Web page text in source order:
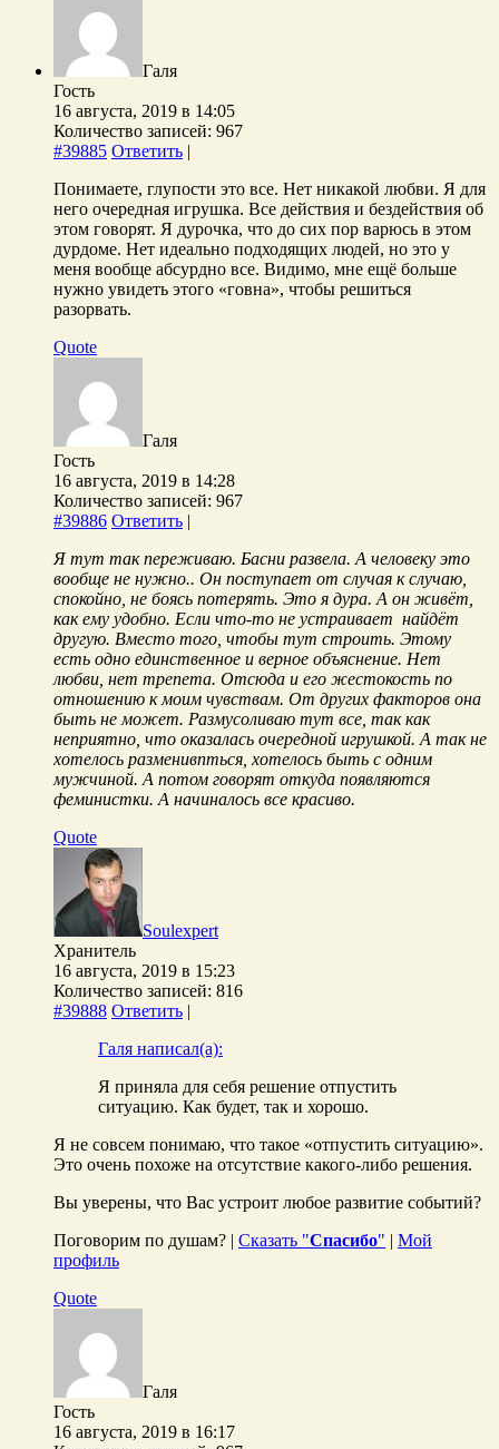
Галя
Гость
16 августа, 2019 в 14:05
Количество записей: 967
#39885 Ответить |
Понимаете, глупости это все. Нет никакой любви. Я для
него очередная игрушка. Все действия и бездействия об
этом говорят. Я дурочка, что до сих пор варюсь в этом
дурдоме. Нет идеально подходящих людей, но это у
меня вообще абсурдно все. Видимо, мне ещё больше
нужно увидеть этого «говна», чтобы решиться
разорвать.
Quote
Галя
Гость
16 августа, 2019 в 14:28
Количество записей: 967
#39886 Ответить |
Я тут так переживаю. Басни развела. А человеку это
вообще не нужно.. Он поступает от случая к случаю,
спокойно, не боясь потерять. Это я дура. А он живёт,
как ему удобно. Если что-то не устраивает найдёт
другую. Вместо того, чтобы тут строить. Этому
есть одно единственное и верное объяснение. Нет
любви, нет трепета. Отсюда и его жестокость по
отношению к моим чувствам. От других факторов она
быть не может. Размусоливаю тут все, так как
неприятно, что оказалась очередной игрушкой. А так не
хотелось разменивпться, хотелось быть с одним
мужчиной. А потом говорят откуда появляются
феминистки. А начиналось все красиво.
Quote
Soulexpert
Хранитель
16 августа, 2019 в 15:23
Количество записей: 816
#39888 Ответить |
Галя написал(а):
Я приняла для себя решение отпустить
ситуацию. Как будет, так и хорошо.
Я не совсем понимаю, что такое «отпустить ситуацию».
Это очень похоже на отсутствие какого-либо решения.
Вы уверены, что Вас устроит любое развитие событий?
Поговорим по душам? | Сказать "Спасибо" | Мой
профиль
Quote
Галя
Гость
16 августа, 2019 в 16:17